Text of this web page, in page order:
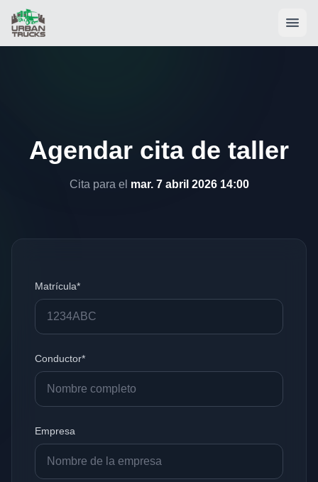
Agendar cita de taller
Cita para el mar. 7 abril 2026 14:00
Matrícula*
Conductor*
Empresa